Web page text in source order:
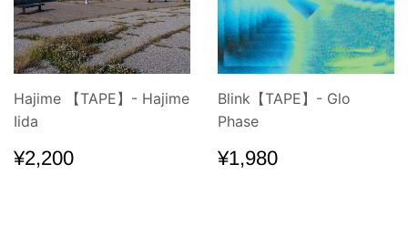
Hajime 【TAPE】- Hajime
Iida
通
常
¥2,200
Blink【TAPE】- Glo
Phase
通
常
¥1,980